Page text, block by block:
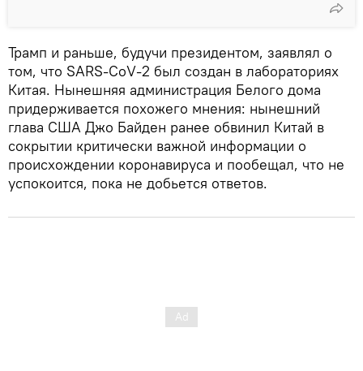
Трамп и раньше, будучи президентом, заявлял о
том, что SARS-CoV-2 был создан в лабораториях
Китая. Нынешняя администрация Белого дома
придерживается похожего мнения: нынешний
глава США Джо Байден ранее обвинил Китай в
сокрытии критически важной информации о
происхождении коронавируса и пообещал, что не
успокоится, пока не добьется ответов.